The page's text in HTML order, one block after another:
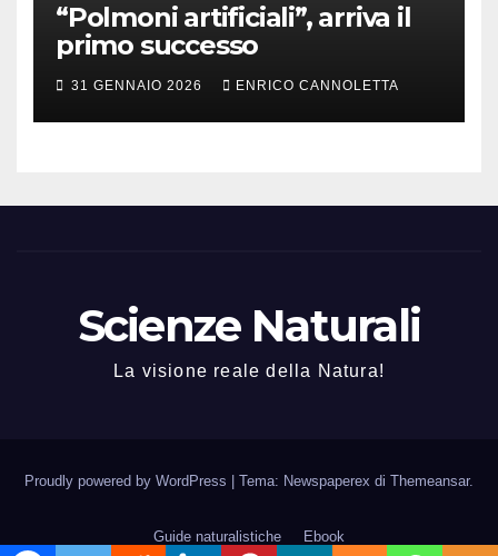
“Polmoni artificiali”, arriva il
primo successo
31 GENNAIO 2026 ENRICO CANNOLETTA
Scienze Naturali
La visione reale della Natura!
Proudly powered by WordPress Tema: Newspaperex di Themeansar.
Guide naturalistiche Ebook